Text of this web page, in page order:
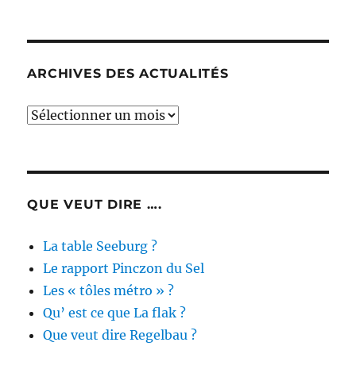
ARCHIVES DES ACTUALITÉS
Archives
QUE VEUT DIRE ….
La table Seeburg ?
Le rapport Pinczon du Sel
Les « tôles métro » ?
Qu’ est ce que La flak ?
Que veut dire Regelbau ?